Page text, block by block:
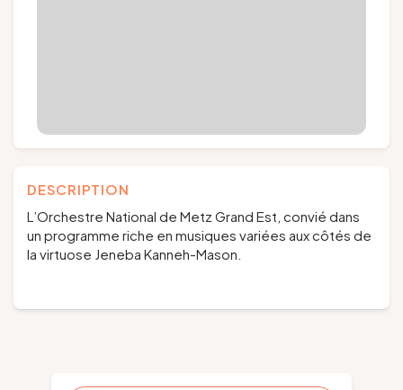
DESCRIPTION
L’Orchestre National de Metz Grand Est, convié dans
un programme riche en musiques variées aux côtés de
la virtuose Jeneba Kanneh-Mason.